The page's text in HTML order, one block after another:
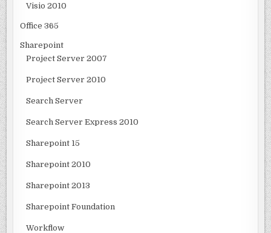
Visio 2010
Office 365
Sharepoint
Project Server 2007
Project Server 2010
Search Server
Search Server Express 2010
Sharepoint 15
Sharepoint 2010
Sharepoint 2013
Sharepoint Foundation
Workflow